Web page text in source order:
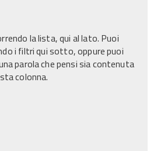
la lista, qui al lato. Puoi
i filtri qui sotto, oppure puoi
parola che pensi sia contenuta
colonna.